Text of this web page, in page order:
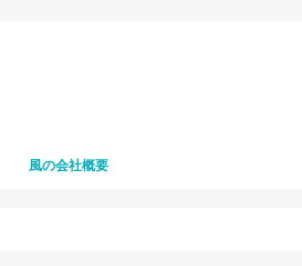
風の会社概要